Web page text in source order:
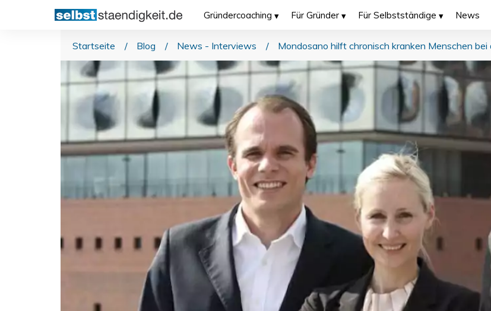
Gründercoaching Für Gründer Für Selbstständige News
Startseite / Blog / News - Interviews /